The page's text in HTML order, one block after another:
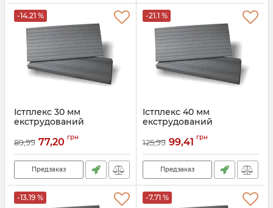
-14.21 %
Істплекс 30 мм
екструдований
Артикул: 002
89,99 77,20 грн
Предзаказ
-21.1 %
Істплекс 40 мм
екструдований
Артикул: 003
125,99 99,41 грн
Предзаказ
-13.19 % -7.71 %